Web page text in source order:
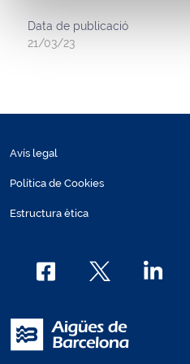
Data de publicació
21/03/23
Avís legal
Política de Cookies
Estructura ètica